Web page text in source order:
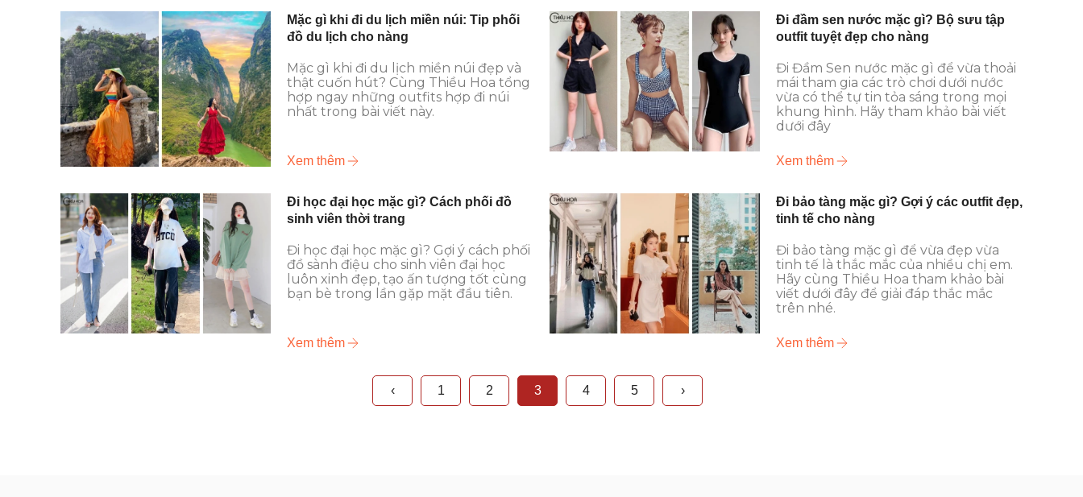
Mặc gì khi đi du lịch miền núi: Tip phối
đồ du lịch cho nàng
Mặc gì khi đi du lịch miền núi đẹp và
thật cuốn hút? Cùng Thiều Hoa tổng
hợp ngay những outfits hợp đi núi
nhất trong bài viết này.
Xem thêm
Đi học đại học mặc gì? Cách phối đồ
sinh viên thời trang
Đi học đại học mặc gì? Gợi ý cách phối
đồ sành điệu cho sinh viên đại học
luôn xinh đẹp, tạo ấn tượng tốt cùng
bạn bè trong lần gặp mặt đầu tiên.
Xem thêm
Đi đầm sen nước mặc gì? Bộ sưu tập
outfit tuyệt đẹp cho nàng
Đi Đầm Sen nước mặc gì để vừa thoải
mái tham gia các trò chơi dưới nước
vừa có thể tự tin tỏa sáng trong mọi
khung hình. Hãy tham khảo bài viết
dưới đây
Xem thêm
Đi bảo tàng mặc gì? Gợi ý các outfit đẹp,
tinh tế cho nàng
Đi bảo tàng mặc gì để vừa đẹp vừa
tinh tế là thắc mắc của nhiều chị em.
Hãy cùng Thiều Hoa tham khảo bài
viết dưới đây để giải đáp thắc mắc
trên nhé.
Xem thêm
‹ 1 2 3 4 5 ›